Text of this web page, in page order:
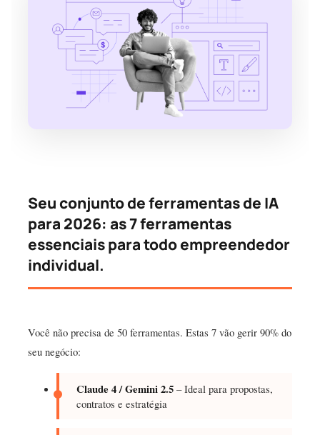
Seu conjunto de ferramentas de IA
para 2026: as 7 ferramentas
essenciais para todo empreendedor
individual.
Você não precisa de 50 ferramentas. Estas 7 vão gerir 90% do
seu negócio:
Claude 4 / Gemini 2.5– Ideal para propostas,
contratos e estratégia